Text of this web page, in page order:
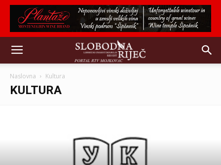
Naslovna Kultura
KULTURA